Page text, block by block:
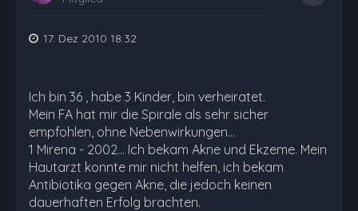
17. Dez 2010 18:32
Ich bin 36 , habe 3 Kinder, bin verheiratet.
Mein FA hat mir die Spirale als sehr sicher
empfohlen, ohne Nebenwirkungen...
1 Mirena - 2002... Ich bekam Akne und Ekzeme. Mein
Hautarzt konnte mir nicht helfen, ich bekam
Antibiotika gegen Akne, die jedoch keinen
dauerhaften Erfolg brachten.